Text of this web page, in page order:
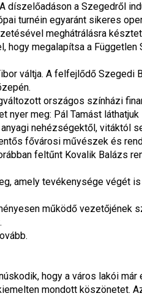
a Szegedről
turnéin egyaránt sikeres
meghátrálásra
megalapítsa a Független
váltja. A felfejlődő Szegedi
országos színházi
meg: Pál Tamást
nehézségektől, vitáktól
fővárosi művészek és
feltűnt Kovalik Balázs
amely tevékenysége végét
működő vezetőjének
hogy a város lakói
mondott köszönetet.